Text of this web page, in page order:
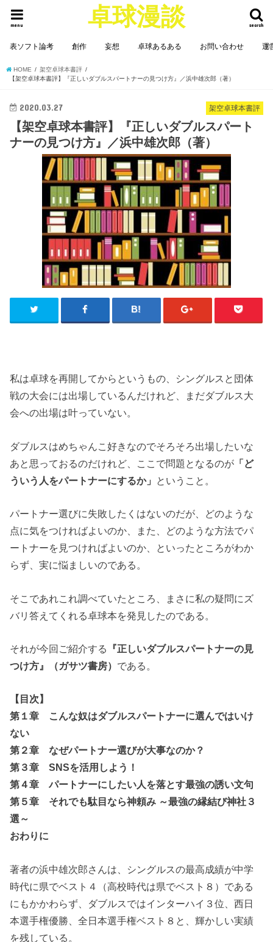
卓球漫談 search
menu
表ソフト論考 創作 妄想 卓球あるある お問い合わせ 運
HOME
架空卓球本書評
【架空卓球本書評】『正しいダブルスパートナーの見つけ方』／浜中雄次郎（著）
架空卓球本書評
2020.03.27
【架空卓球本書評】『正しいダブルスパート
ナーの見つけ方』／浜中雄次郎（著）
私は卓球を再開してからというもの、シングルスと団体
戦の大会には出場しているんだけれど、まだダブルス大
会への出場は叶っていない。
ダブルスはめちゃんこ好きなのでそろそろ出場したいな
あと思っておるのだけれど、ここで問題となるのが 「ど
ういう人をパートナーにするか」 ということ。
パートナー選びに失敗したくはないのだが、どのような
点に気をつければよいのか、また、どのような方法でパ
ートナーを見つければよいのか、といったところがわか
らず、実に悩ましいのである。
そこであれこれ調べていたところ、まさに私の疑問にズ
バリ答えてくれる卓球本を発見したのである。
それが今回ご紹介する
『正しいダブルスパートナーの見
つけ方』（ガサツ書房） である。
【目次】
第１章 こんな奴はダブルスパートナーに選んではいけ
ない
第２章 なぜパートナー選びが大事なのか？
第３章 SNSを活用しよう！
第４章 パートナーにしたい人を落とす最強の誘い文句
第５章 それでも駄目なら神頼み ～最強の縁結び神社３
選～
おわりに
著者の浜中雄次郎さんは、シングルスの最高成績が中学
時代に県でベスト４（高校時代は県でベスト８）である
にもかかわらず、ダブルスではインターハイ３位、西日
本選手権優勝、全日本選手権ベスト８と、輝かしい実績
を残している。